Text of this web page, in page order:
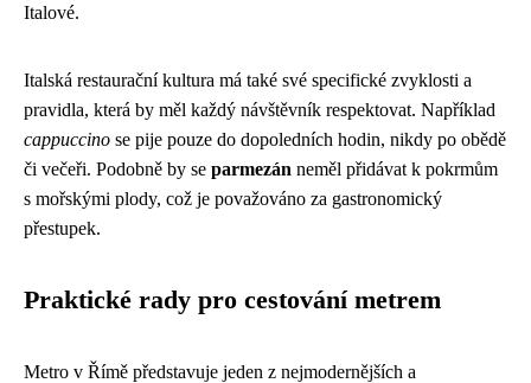
Italové.
Italská restaurační kultura má také své specifické zvyklosti a
pravidla, která by měl každý návštěvník respektovat. Například
cappuccino se pije pouze do dopoledních hodin, nikdy po obědě
či večeři. Podobně by se parmezán neměl přidávat k pokrmům
s mořskými plody, což je považováno za gastronomický
přestupek.
Praktické rady pro cestování metrem
Metro v Římě představuje jeden z nejmodernějších a